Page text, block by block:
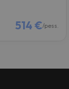
514 €/pess.